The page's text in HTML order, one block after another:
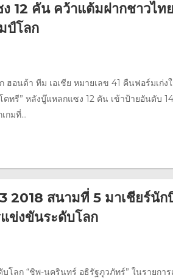
12 คัน คว้าแต้มฝากชาวไท
ป์โลก
อนด้า ทีม เอเชีย หมายเลข 41 คืนฟอร์มเก่ง
ทรี” หลังบู๊แหลกแซง 12 คัน เข้าป้ายอันดับ
กมที่...
2018 สนามที่ 5 มาเชียร์นัก
ข่งขันระดับโลก
โลก “ชิพ-นครินทร์ อธิรัฐภูวภัทร์” ในรายการ